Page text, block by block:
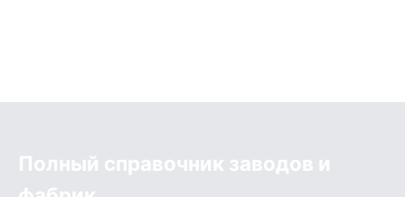
Полный справочник заводов и